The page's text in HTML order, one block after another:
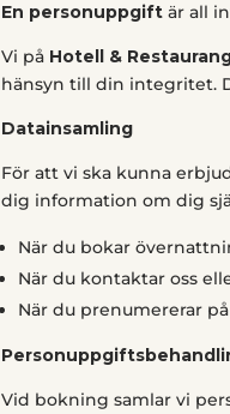
En personuppgift är all
Vi på Hotell &
hänsyn till din integritet.
Datainsamling
För att vi ska kunna
dig information om dig
När du bokar
När du kontaktar oss
När du prenumererar
Vid bokning samlar vi